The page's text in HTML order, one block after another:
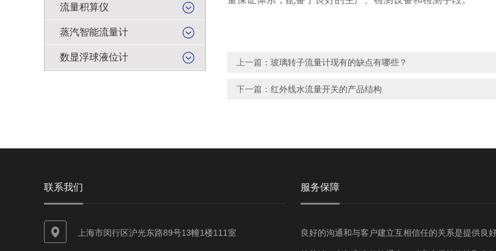
流量积算仪
蒸汽智能流量计
数显浮球液位计 上一篇： 玻璃转子流量计现有的缺点有哪些？
下一篇： 红外线水流量开关的产品结构
联系我们
上海市闵行区沪光东路89号13幢1楼111室
服务保障
良好的沟通和与客户建立互相信任的关系是提供良